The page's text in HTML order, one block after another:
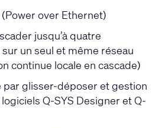
over Ethernet)
jusqu’à quatre
un seul et même réseau
continue locale en cascade)
par glisser-déposer et gestion
Q-SYS Designer et Q-